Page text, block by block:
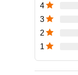
4
3
2
1